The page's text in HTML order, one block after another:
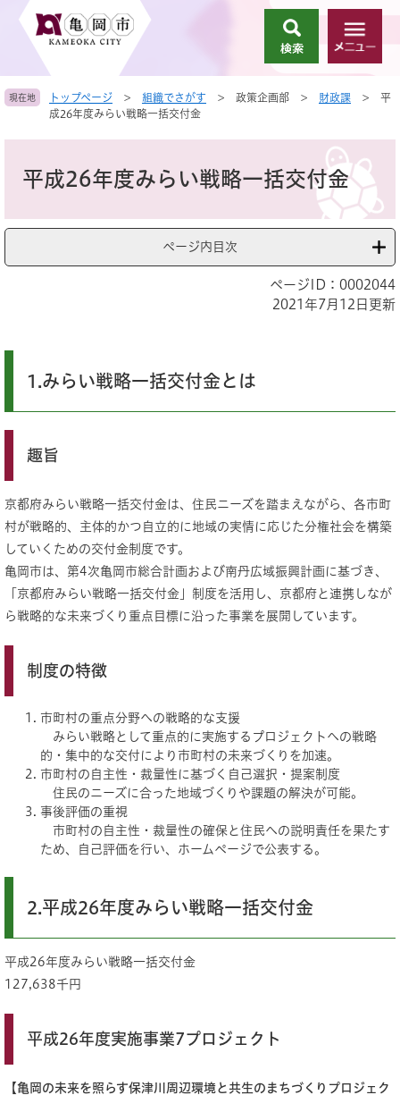
頭
す
飛
し
索
メ
ニ
ー
現在地 トップページ > 組織でさがす > 政策企画部 > 財政課 >
平
成26年度みらい戦略一括交付金
平成26年度みらい戦略一括交付金
ページ内目次
ページID：0002044
2021年7月12日更新
1.みらい戦略一括交付金とは
趣旨
京都府みらい戦略一括交付金は、住民ニーズを踏まえながら、各市町
村が戦略的、主体的かつ自立的に地域の実情に応じた分権社会を構築
していくための交付金制度です。
亀岡市は、第4次亀岡市総合計画および南丹広域振興計画に基づき、
「京都府みらい戦略一括交付金」制度を活用し、京都府と連携しなが
ら戦略的な未来づくり重点目標に沿った事業を展開しています。
制度の特徴
市町村の重点分野への戦略的な支援
みらい戦略として重点的に実施するプロジェクトへの戦略
的・集中的な交付により市町村の未来づくりを加速。
市町村の自主性・裁量性に基づく自己選択・提案制度
住民のニーズに合った地域づくりや課題の解決が可能。
事後評価の重視
市町村の自主性・裁量性の確保と住民への説明責任を果たす
ため、自己評価を行い、ホームページで公表する。
2.平成26年度みらい戦略一括交付金
平成26年度みらい戦略一括交付金
127,638千円
平成26年度実施事業7プロジェクト
【亀岡の未来を照らす保津川周辺環境と共生のまちづくりプロジェク